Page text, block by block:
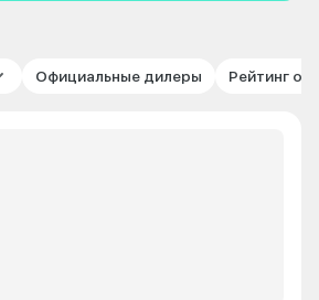
Официальные дилеры Рейтинг